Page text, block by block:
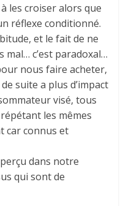
les croiser alors que
réflexe conditionné.
et le fait de ne
c’est paradoxal…
nous faire acheter,
suite a plus d’impact
visé, tous
les mêmes
car connus et
dans notre
qui sont de